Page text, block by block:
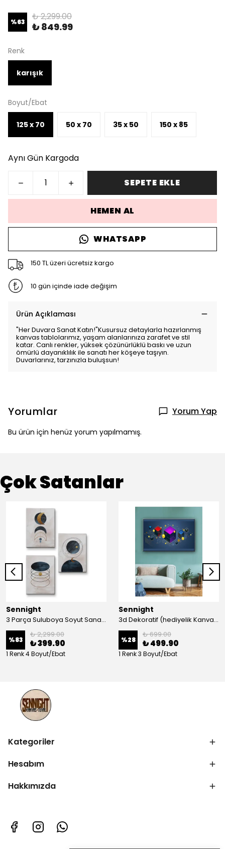
%63 ₺ 2,299.00
₺ 849.99
Renk
karışık
Boyut/Ebat
125 x 70 50 x 70 35 x 50 150 x 85
Aynı Gün Kargoda
SEPETE EKLE
HEMEN AL
WHATSAPP
150 TL üzeri ücretsiz kargo
10 gün içinde iade değişim
Ürün Açıklaması
"Her Duvara Sanat Katın!"Kusursuz detaylarla hazırlanmış
kanvas tablolarımız, yaşam alanlarınıza zarafet ve stil
katar. Canlı renkler, yüksek çözünürlüklü baskı ve uzun
ömürlü dayanıklılık ile sanatı her köşeye taşıyın.
Duvarlarınız, tarzınızla buluşsun!
Yorumlar Yorum Yap
Bu ürün için henüz yorum yapılmamış.
Çok Satanlar
Sennight
3 Parça Suluboya Soyut Sanat Koleksiyonu Dekoratif Kanvas Tablo
%83
₺ 2,299.00
₺ 399.90
1 Renk 4 Boyut/Ebat
Sennight
3d Dekoratif (hediyelik Kanvas Tablo)
%28
₺ 699.00
₺ 499.90
1 Renk 3 Boyut/Ebat
Kategoriler
Hesabım
Hakkımızda